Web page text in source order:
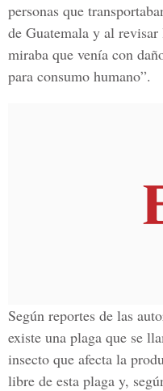
personas que
de Guatemala y al
miraba que venía con
para consumo humano”.
Según reportes de las
existe una plaga que se
insecto que afecta la
libre de esta plaga y,